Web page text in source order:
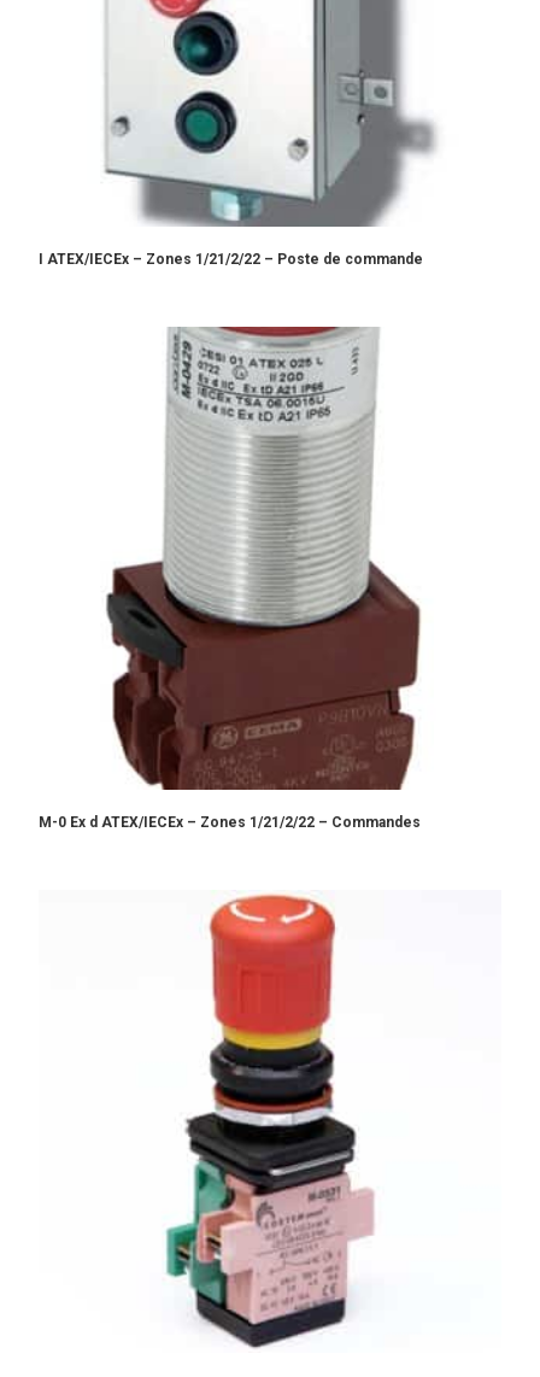
I ATEX/IECEx – Zones 1/21/2/22 – Poste de commande
M-0 Ex d ATEX/IECEx – Zones 1/21/2/22 – Commandes